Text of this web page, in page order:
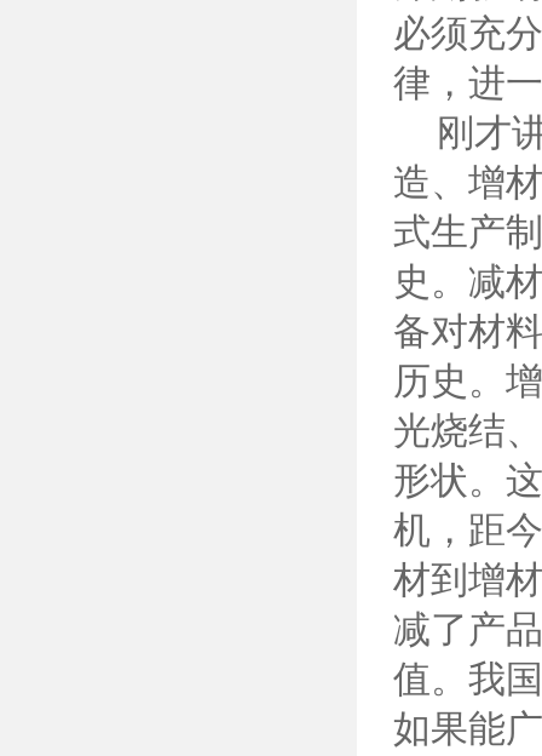
必须充
律，进
刚才讲
造、增
式生产
史。减
备对材
历史。
光烧结
形状。
机，距
材到增
减了产
值。我
如果能